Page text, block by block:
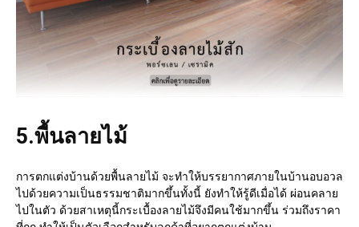
5.พื้นลายไม้
การตกแต่งบ้านด้วยพื้นลายไม้ จะทำให้บรรยากาศภายในบ้านอบอวล
ไปด้วยความเป็นธรรมชาติมากขึ้นทั้งนี้ ยังทำให้รู้ดีเมื่อได้ ผ่อนคลาย
ไปในตัว ด้วยสาเหตุนี้กระเบื้องลายไม้จึงมีคนใช้มากขึ้น ร่วมถึงราคา